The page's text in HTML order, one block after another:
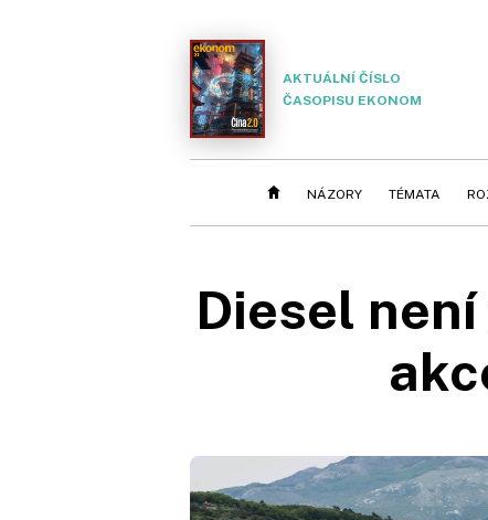
AKTUÁLNÍ ČÍSLO
ČASOPISU EKONOM
NÁZORY TÉMATA
Diesel